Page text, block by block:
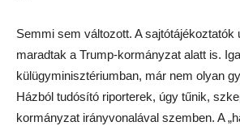
Semmi sem változott. A sajtótájékoztatók
maradtak a Trump-kormányzat alatt is.
külügyminisztériumban, már nem olyan
Házból tudósító riporterek, úgy tűnik,
kormányzat irányvonalával szemben. A